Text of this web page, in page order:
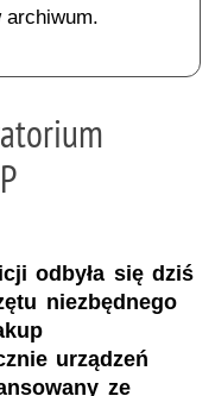
archiwum.
odbyła się dziś
niezbędnego
urządzeń
ze